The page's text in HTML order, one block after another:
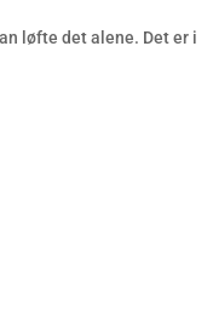
løfte det alene. Det er i